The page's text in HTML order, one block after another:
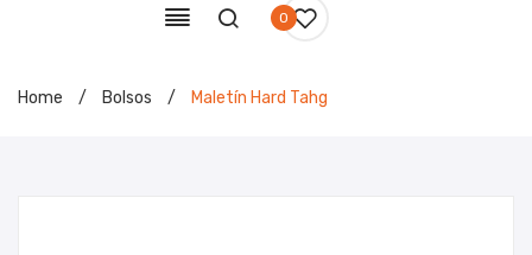
0
Home / Bolsos / Maletín Hard Tahg